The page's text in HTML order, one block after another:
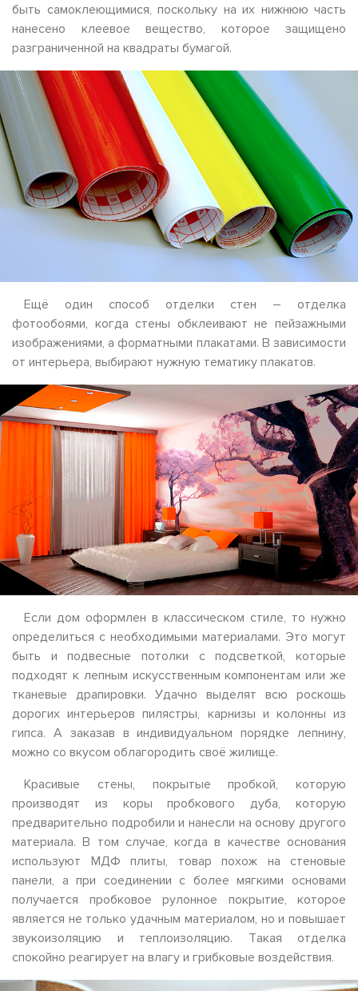
быть самоклеющимися, поскольку на их нижнюю часть
нанесено клеевое вещество, которое защищено
разграниченной на квадраты бумагой.
Ещё один способ отделки стен – отделка
фотообоями, когда стены обклеивают не пейзажными
изображениями, а форматными плакатами. В зависимости
от интерьера, выбирают нужную тематику плакатов.
Если дом оформлен в классическом стиле, то нужно
определиться с необходимыми материалами. Это могут
быть и подвесные потолки с подсветкой, которые
подходят к лепным искусственным компонентам или же
тканевые драпировки. Удачно выделят всю роскошь
дорогих интерьеров пилястры, карнизы и колонны из
гипса. А заказав в индивидуальном порядке лепнину,
можно со вкусом облагородить своё жилище.
Красивые стены, покрытые пробкой, которую
производят из коры пробкового дуба, которую
предварительно подробили и нанесли на основу другого
материала. В том случае, когда в качестве основания
используют МДФ плиты, товар похож на стеновые
панели, а при соединении с более мягкими основами
получается пробковое рулонное покрытие, которое
является не только удачным материалом, но и повышает
звукоизоляцию и теплоизоляцию. Такая отделка
спокойно реагирует на влагу и грибковые воздействия.